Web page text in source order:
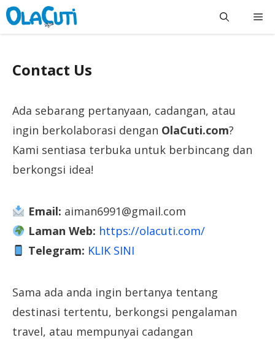
Skip
to
Contact Us
Ada sebarang pertanyaan, cadangan, atau
ingin berkolaborasi dengan OlaCuti.com?
Kami sentiasa terbuka untuk berbincang dan
berkongsi idea!
Email: aiman6991@gmail.com
Laman Web: https://olacuti.com/
Telegram: KLIK SINI
Sama ada anda ingin bertanya tentang
destinasi tertentu, berkongsi pengalaman
travel, atau mempunyai cadangan